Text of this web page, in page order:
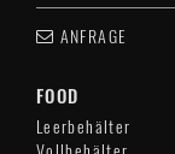
ANFRAGE
FOOD
Leerbehälter